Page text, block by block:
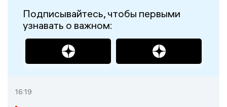
Подписывайтесь, чтобы первыми
узнавать о важном:
16:19